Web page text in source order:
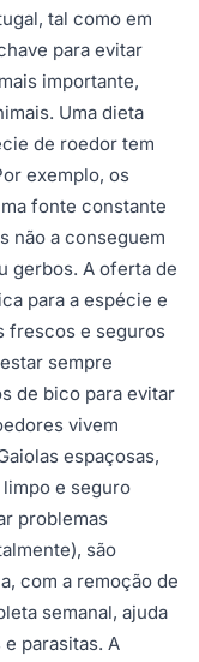
tal como em
para evitar
importante,
Uma dieta
de roedor tem
exemplo, os
fonte constante
não a conseguem
gerbos. A oferta de
para a espécie e
frescos e seguros
sempre
de bico para evitar
vivem
espaçosas,
e seguro
problemas
são
com a remoção de
semanal, ajuda
parasitas. A